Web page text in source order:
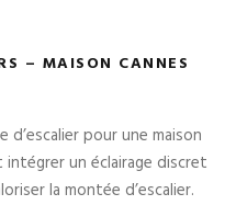
– MAISON CANNES
d’escalier pour une maison
un éclairage discret
la montée d’escalier.